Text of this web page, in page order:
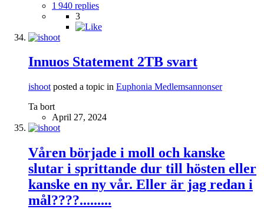
1 940 replies
3
Innuos Statement 2TB svart
ishoot posted a topic in Euphonia Medlemsannonser
Ta bort
April 27, 2024
Våren började i moll och kanske
slutar i sprittande dur till hösten eller
kanske en ny vår. Eller är jag redan i
mål????.........